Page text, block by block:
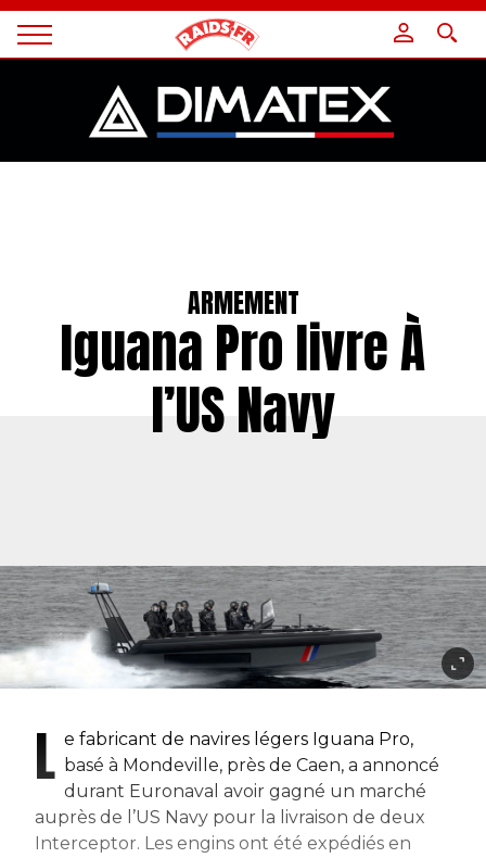
Magazine
ARMEMENT
Iguana Pro livre À
l’US Navy
L e fabricant de navires légers Iguana Pro,
basé à Mondeville, près de Caen, a annoncé
durant Euronaval avoir gagné un marché
auprès de l’US Navy pour la livraison de deux
Interceptor. Les engins ont été expédiés en
Panneau de gestion des cookies